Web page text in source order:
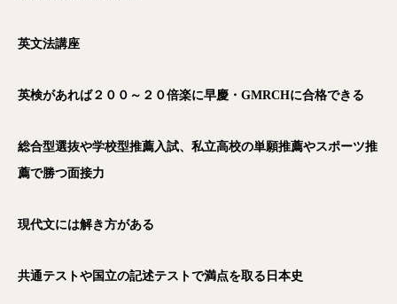
英文法講座
英検があれば２００～２０倍楽に早慶・GMRCHに合格できる
総合型選抜や学校型推薦入試、私立高校の単願推薦やスポーツ推
薦で勝つ面接力
現代文には解き方がある
共通テストや国立の記述テストで満点を取る日本史